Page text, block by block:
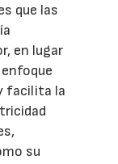
que las
en lugar
facilita la
su